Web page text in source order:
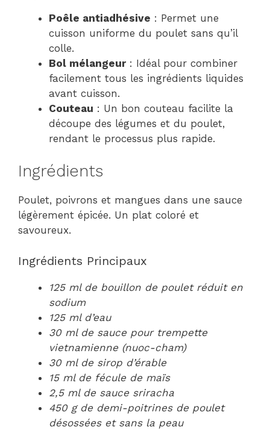
Poêle antiadhésive : Permet une
cuisson uniforme du poulet sans qu’il
colle.
Bol mélangeur: Idéal pour combiner
facilement tous les ingrédients liquides
avant cuisson.
Couteau : Un bon couteau facilite la
découpe des légumes et du poulet,
rendant le processus plus rapide.
Ingrédients
Poulet, poivrons et mangues dans une sauce
légèrement épicée. Un plat coloré et
savoureux.
Ingrédients Principaux
125 ml de bouillon de poulet réduit en
sodium
125 ml d’eau
30 ml de sauce pour trempette
vietnamienne (nuoc-cham)
30 ml de sirop d’érable
15 ml de fécule de maïs
2,5 ml de sauce sriracha
450 g de demi-poitrines de poulet
désossées et sans la peau